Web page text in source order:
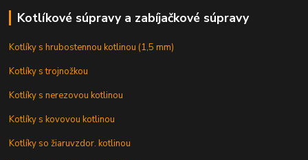
Kotlíkové súpravy a zabíjačkové súpravy
Kotlíky s hrubostennou kotlinou (1,5 mm)
Kotlíky s trojnožkou
Kotlíky s nerezovou kotlinou
Kotlíky s kovovou kotlinou
Kotlíky so žiaruvzdor. kotlinou